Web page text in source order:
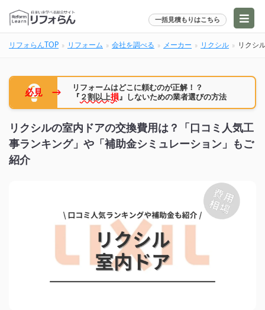
一括見積もりはこちら
リフォらんTOP リフォーム 会社を調べる メーカー リクシル リクシ
必見 →
リフォームはどこに頼むのが正解！？
『 ２割以上損』しないための業者選びの方法
リクシルの室内ドアの交換費用は？「口コミ人気工
事ランキング」や「補助金シミュレーション」もご
紹介